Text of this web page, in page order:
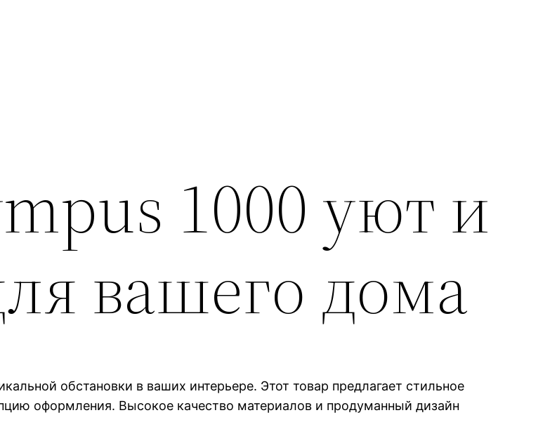
1000 уют и
вашего дома
обстановки в ваших интерьере. Этот товар предлагает стильное
оформления. Высокое качество материалов и продуманный дизайн